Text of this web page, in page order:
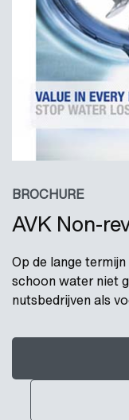
BROCHURE
AVK Non-
Op de lange
schoon water niet
nutsbedrijven als